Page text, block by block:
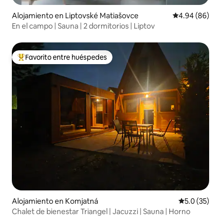
Alojamiento en Liptovské Matiašovce Calificación
4.94 (86)
En el campo | Sauna | 2 dormitorios | Liptov
Favorito entre huéspedes preferido
Favorito entre huéspedes
Alojamiento en Komjatná Calificación
5.0 (35)
Chalet de bienestar Triangel | Jacuzzi | Sauna | Horno